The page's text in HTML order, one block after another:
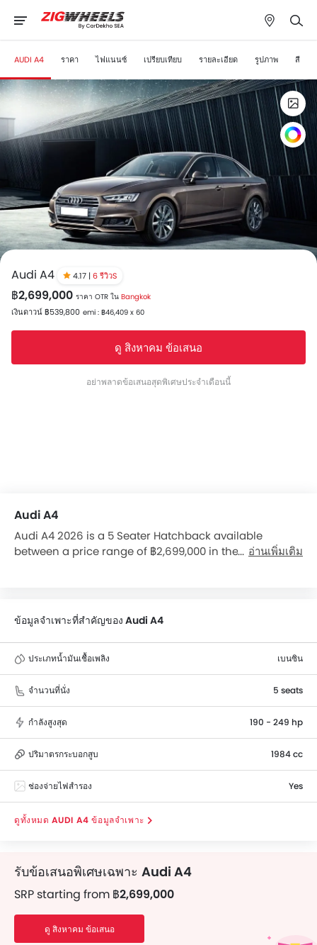
AUDI A4 ราคา ไฟแนนซ์ เปรียบเทียบ รายละเอียด รูปภาพ สี
Audi A4 4.17 | 6 รีวิวS
฿2,699,000 ราคา OTR ใน Bangkok
เงินดาวน์ ฿539,800 emi : ฿46,409 x 60
ดู สิงหาคม ข้อเสนอ
อย่าพลาดข้อเสนอสุดพิเศษประจำเดือนนี้
Audi A4
Audi A4 2026 is a 5 Seater Hatchback available
between a price range of ฿2,699,000 in the Thailand. It
Over 6 users have reviewed Audi A4 on basis of
Features, Mileage, seating comfort, and engine
performance. Audi A4 top competitors John Cooper
Works.
อ่านเพิ่มเติม
ข้อมูลจำเพาะที่สำคัญของ Audi A4
ประเภทน้ำมันเชื้อเพลิง เบนซิน
จำนวนที่นั่ง 5 seats
กำลังสูงสุด 190 - 249 hp
ปริมาตรกระบอกสูบ 1984 cc
ช่องจ่ายไฟสำรอง Yes
AUDI A4 ข้อมูลจำเพาะ
รับสินเชื่อง่าย ๆ สำหรับรถยนต์ของคุณ
EMI เริ่มจาก
฿46,409/เดือน
รับข้อเสนอพิเศษเฉพาะ Audi A4
SRP starting from ฿2,699,000
ดู สิงหาคม ข้อเสนอ